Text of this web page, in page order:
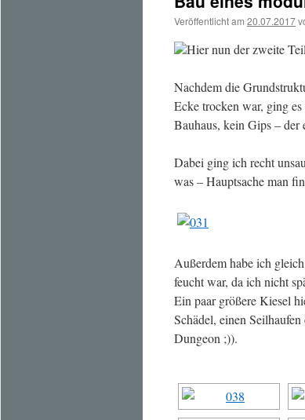
Veröffentlicht am 20.07.2017
Hier nun der zweite
Nachdem die
Ecke trocken war, ging es
Bauhaus, kein Gips –
Dabei ging ich recht
was – Hauptsache man
Außerdem habe ich
feucht war, da ich nicht
Ein paar größere Kiesel
Schädel, einen
Dungeon ;)).